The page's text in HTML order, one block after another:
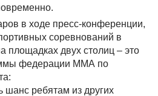
в ходе пресс-конференции,
соревнований в
площадках двух столиц – это
федерации ММА по
шанс ребятам из других